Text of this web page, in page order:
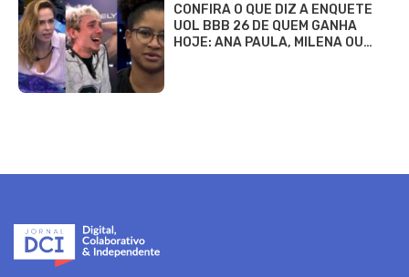
CONFIRA O QUE DIZ A ENQUETE
UOL BBB 26 DE QUEM GANHA
HOJE: ANA PAULA, MILENA OU…